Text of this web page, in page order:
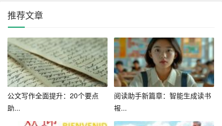
3. 个人应用：个人用户可以使用AI文档生成器制作简历、
邀请函、贺卡等。智能纠错和个性化定制功能可以让用户
轻松打造出高质量的文档。
4. 协同办公：团队成员可以使用AI文档生成器共同编辑文
档，实现协同工作。云端存储和实时更新功能可以让团队
成员随时了解文档的最新状态。
三、AI文档生成器的未来发展趋势
推荐文章
公文写作全面提升：20个要点
助...
阅读助手新篇章：智能生成读书
报...